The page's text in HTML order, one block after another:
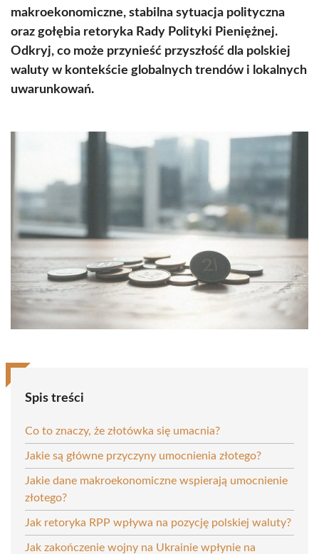
makroekonomiczne, stabilna sytuacja polityczna
oraz gołębia retoryka Rady Polityki Pieniężnej.
Odkryj, co może przynieść przyszłość dla polskiej
waluty w kontekście globalnych trendów i lokalnych
uwarunkowań.
Spis treści
Co to znaczy, że złotówka się umacnia?
Jakie są główne przyczyny umocnienia złotego?
Jakie dane makroekonomiczne wspierają umocnienie
złotego?
Jak retoryka RPP wpływa na pozycję polskiej waluty?
Jak zakończenie wojny na Ukrainie wpłynie na